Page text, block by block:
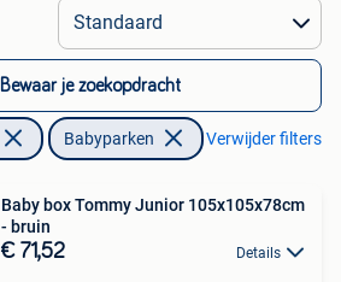
Alle afstanden…
Bewaar je zoekopdracht
Babyparken Verwijder filters
Baby box Tommy Junior 105x105x78cm
- bruin
€ 71,52 Details